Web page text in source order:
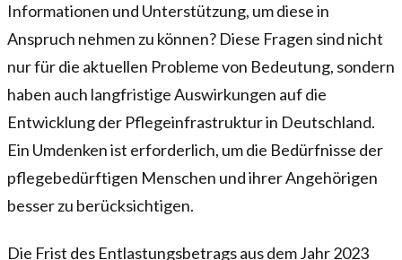
Informationen und Unterstützung, um diese in
Anspruch nehmen zu können? Diese Fragen sind nicht
nur für die aktuellen Probleme von Bedeutung, sondern
haben auch langfristige Auswirkungen auf die
Entwicklung der Pflegeinfrastruktur in Deutschland.
Ein Umdenken ist erforderlich, um die Bedürfnisse der
pflegebedürftigen Menschen und ihrer Angehörigen
besser zu berücksichtigen.
Die Frist des Entlastungsbetrags aus dem Jahr 2023